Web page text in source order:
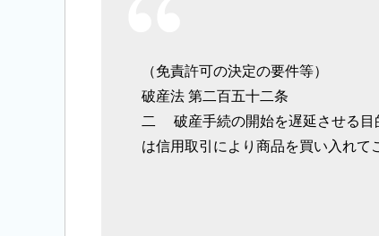
（免責許可の決定の要件等）
破産法 第二百五十二条
二 破産手続の開始を遅延させる目
は信用取引により商品を買い入れて